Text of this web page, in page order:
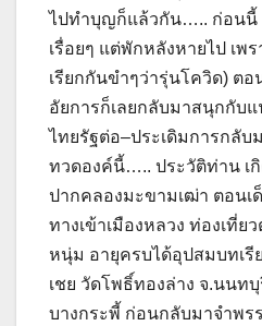
ไปทำบุญก็แล้วกัน….. ก่อนนี้
เรื่อยๆ แต่พักหลังหายไป เพ
เรียกกันขำๆว่ารุ่นโควิด) ต
อัยการก็เลยกลับมาสนุกกับ
ไทยรัฐต่อ–ประเดิมการกลับ
ทวดองค์นี้….. ประวัติท่าน เ
ปากคลองมะขามเฒ่า ตอนเ
ทางเข้าเมืองหลวง ท่องเที่ย
หนุ่ม อายุครบได้อุปสมบทเรี
เชย วัดโพธิ์ทองล่าง จ.นนท
บางกระพี้ ก่อนกลับมาจำพร